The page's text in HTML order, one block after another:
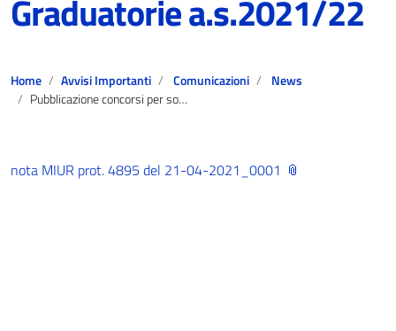
Graduatorie a.s.2021/22
Home Avvisi Importanti Comunicazioni
News
Pubblicazione concorsi per soli titoli per l’inclusione o l’aggiornamento del punteggio nelle graduatorie permanenti relativi ai profili professionali dell’area A e B del personale ATA Graduatorie a.s.2021/22
nota MIUR prot. 4895 del 21-04-2021_0001